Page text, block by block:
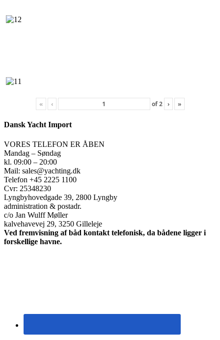
« ‹ of2 › »
Dansk Yacht Import
VORES TELEFON ER ÅBEN
Mandag – Søndag
kl. 09:00 – 20:00
Mail: sales@yachting.dk
Telefon +45 2225 1100
Cvr: 25348230
Lyngbyhovedgade 39, 2800 Lyngby
administration & postadr.
c/o Jan Wulff Møller
kalvehavevej 29, 3250 Gilleleje
Ved fremvisning af båd kontakt telefonisk, da bådene ligger i
forskellige havne.